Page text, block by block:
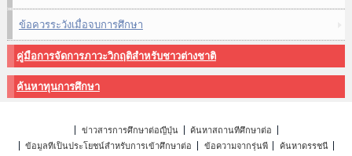
ข้อควรระวังเมื่อจบการศึกษา
คู่มือการจัดการภาวะวิกฤติสำหรับชาวต่างชาติ
ค้นหาทุนการศึกษา
ข่าวสารการศึกษาต่อญี่ปุ่น
ค้นหาสถานที่ศึกษาต่อ
ข้อมูลที่เป็นประโยชน์สำหรับการเข้าศึกษาต่อ
ข้อความจากรุ่นพี่
ค้นหาดรรชนี